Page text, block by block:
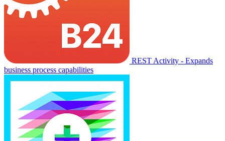
REST Activity - Expands
business process capabilities